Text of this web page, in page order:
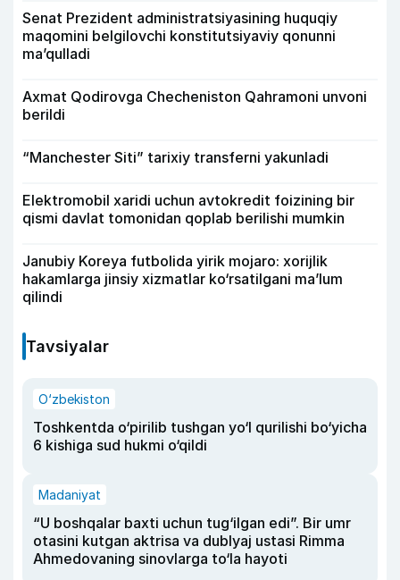
Senat Prezident administratsiyasining huquqiy
maqomini belgilovchi konstitutsiyaviy qonunni
ma’qulladi
Axmat Qodirovga Checheniston Qahramoni unvoni
berildi
“Manchester Siti” tarixiy transferni yakunladi
Elektromobil xaridi uchun avtokredit foizining bir
qismi davlat tomonidan qoplab berilishi mumkin
Janubiy Koreya futbolida yirik mojaro: xorijlik
hakamlarga jinsiy xizmatlar ko‘rsatilgani ma’lum
qilindi
Tavsiyalar
O‘zbekiston
Toshkentda o‘pirilib tushgan yo‘l qurilishi bo‘yicha
6 kishiga sud hukmi o‘qildi
Madaniyat
“U boshqalar baxti uchun tug‘ilgan edi”. Bir umr
otasini kutgan aktrisa va dublyaj ustasi Rimma
Ahmedovaning sinovlarga to‘la hayoti